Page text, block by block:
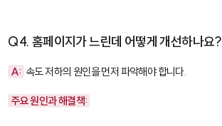
Q4. 홈페이지가 느린데 어떻게 개선하나요?
A: 속도 저하의 원인을 먼저 파악해야 합니다.
주요 원인과 해결책: